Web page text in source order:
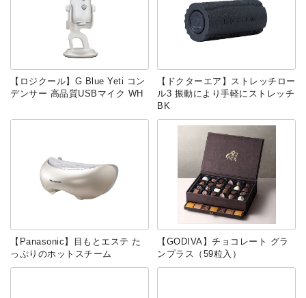
【ロジクール】G Blue Yeti コン
デンサー 高品質USBマイク WH
【ドクターエア】ストレッチロー
ル3 振動により手軽にストレッチ
BK
【Panasonic】目もとエステ た
っぷりのホットスチーム
【GODIVA】チョコレート グラ
ンプラス（59粒入）